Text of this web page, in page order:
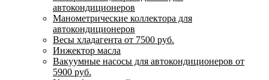
автокондиционеров
Манометрические коллектора для
автокондиционеров
Весы хладагента от 7500 руб.
Инжектор масла
Вакуумные насосы для автокондиционеров от
5900 руб.